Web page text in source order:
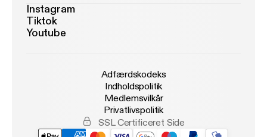
Instagram
Tiktok
Youtube
Adfærdskodeks
Indholdspolitik
Medlemsvilkår
Privatlivspolitik
SSL Certificeret Side